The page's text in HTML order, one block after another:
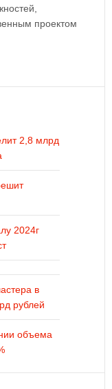
проектом
2,8 млрд
2024г
в
рублей
объема